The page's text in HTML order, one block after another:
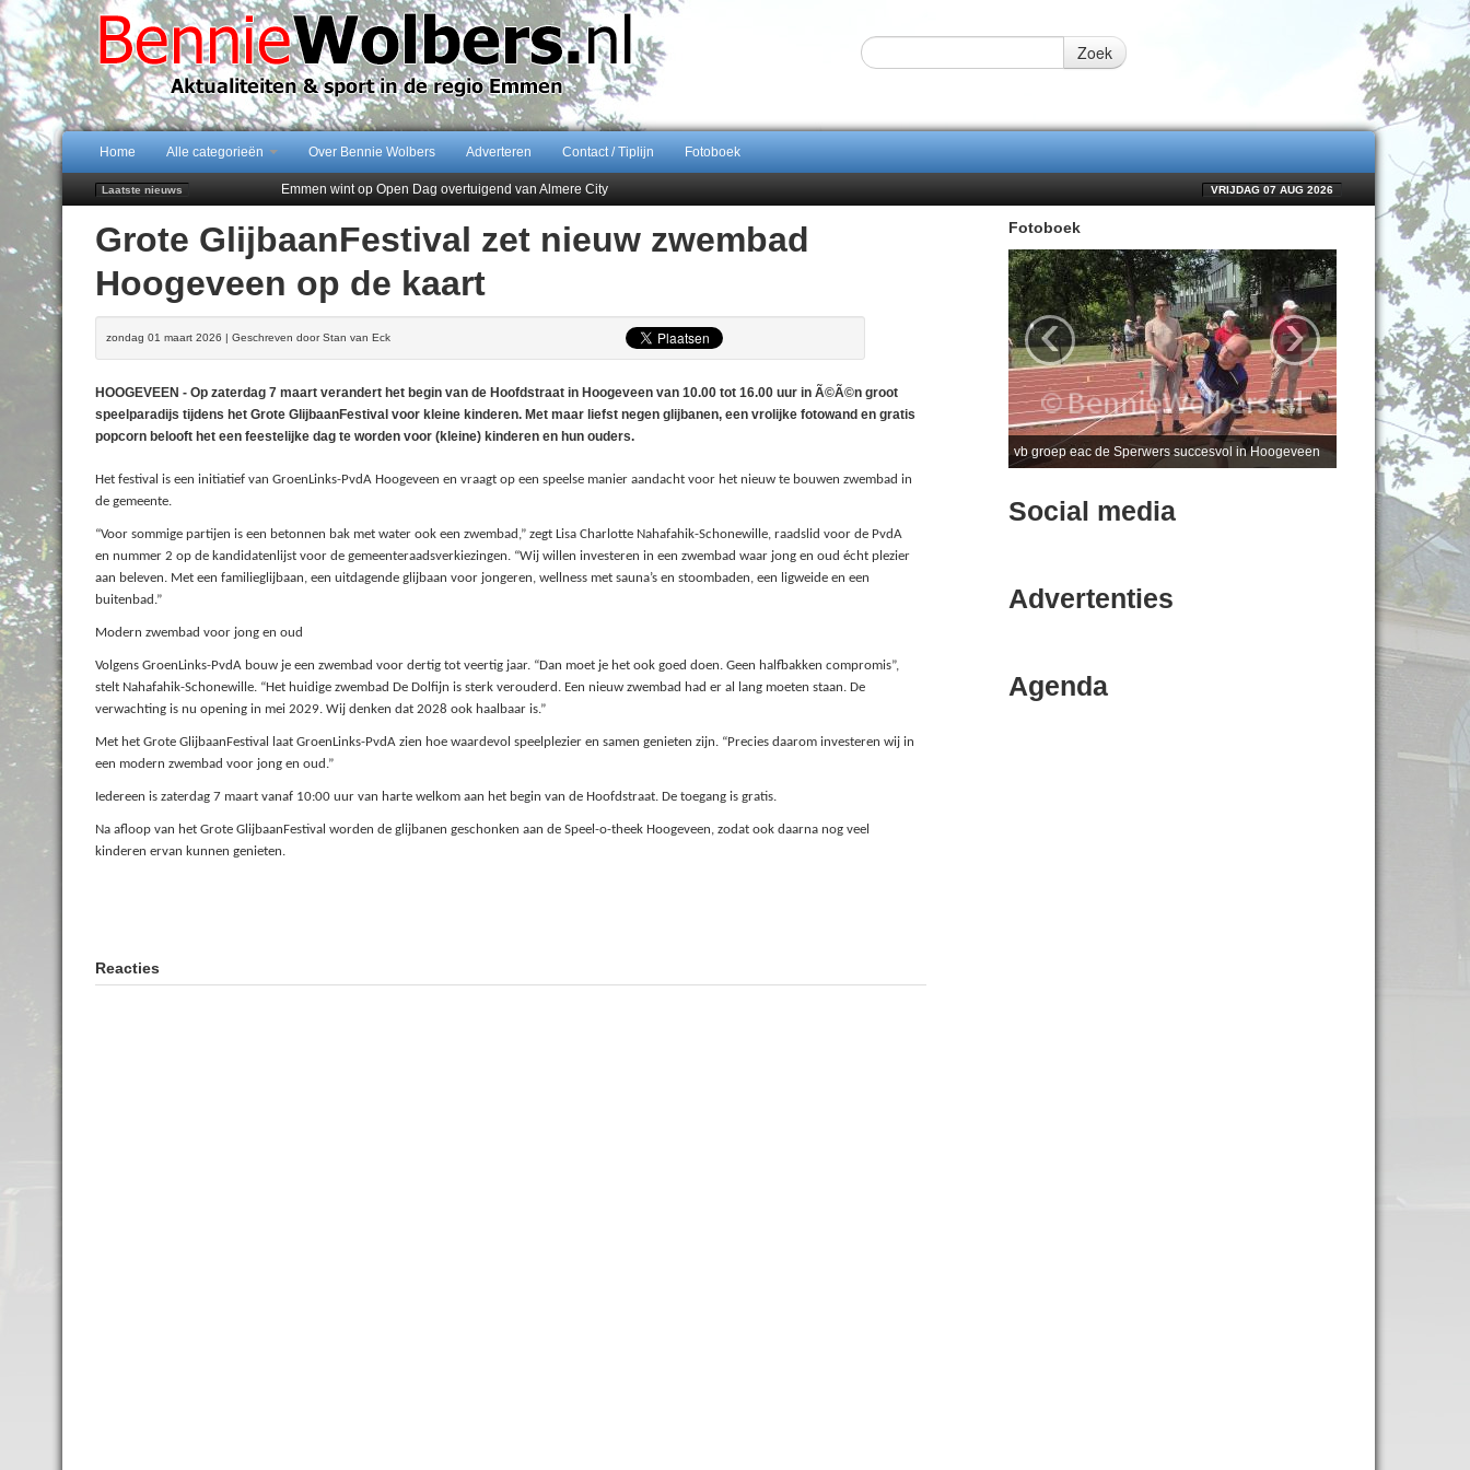
Zoek
Home Alle categorieën Over Bennie Wolbers Adverteren Contact / Tiplijn Fotoboek
Laatste nieuws
Emmen wint op Open Dag overtuigend van Almere City
Jubileumfeest 35 jaar De Amer
Hunzeloopwandeltocht keert op 19 september 2026 terug naar Zuidlaren
102 kaarsen voor eeuwling Mieke Sijbom-Maatje
VRIJDAG 07 AUG 2026
Grote GlijbaanFestival zet nieuw zwembad
Hoogeveen op de kaart
zondag 01 maart 2026 | Geschreven door Stan van Eck
HOOGEVEEN - Op zaterdag 7 maart verandert het begin van de Hoofdstraat in Hoogeveen van 10.00 tot 16.00 uur in Ã©Ã©n groot
speelparadijs tijdens het Grote GlijbaanFestival voor kleine kinderen. Met maar liefst negen glijbanen, een vrolijke fotowand en gratis
popcorn belooft het een feestelijke dag te worden voor (kleine) kinderen en hun ouders.
Het festival is een initiatief van GroenLinks-PvdA Hoogeveen en vraagt op een speelse manier aandacht voor het nieuw te bouwen zwembad in
de gemeente.
“Voor sommige partijen is een betonnen bak met water ook een zwembad,” zegt Lisa Charlotte Nahafahik-Schonewille, raadslid voor de PvdA
en nummer 2 op de kandidatenlijst voor de gemeenteraadsverkiezingen. “Wij willen investeren in een zwembad waar jong en oud écht plezier
aan beleven. Met een familieglijbaan, een uitdagende glijbaan voor jongeren, wellness met sauna’s en stoombaden, een ligweide en een
buitenbad.”
Modern zwembad voor jong en oud
Volgens GroenLinks-PvdA bouw je een zwembad voor dertig tot veertig jaar. “Dan moet je het ook goed doen. Geen halfbakken compromis”,
stelt Nahafahik-Schonewille. “Het huidige zwembad De Dolfijn is sterk verouderd. Een nieuw zwembad had er al lang moeten staan. De
verwachting is nu opening in mei 2029. Wij denken dat 2028 ook haalbaar is.”
Met het Grote GlijbaanFestival laat GroenLinks-PvdA zien hoe waardevol speelplezier en samen genieten zijn. “Precies daarom investeren wij in
een modern zwembad voor jong en oud.”
Iedereen is zaterdag 7 maart vanaf 10:00 uur van harte welkom aan het begin van de Hoofdstraat. De toegang is gratis.
Na afloop van het Grote GlijbaanFestival worden de glijbanen geschonken aan de Speel-o-theek Hoogeveen, zodat ook daarna nog veel
kinderen ervan kunnen genieten.
Reacties
Fotoboek
vb groep eac de Sperwers succesvol in Hoogeveen
‹ ›
Social media
Advertenties
Agenda